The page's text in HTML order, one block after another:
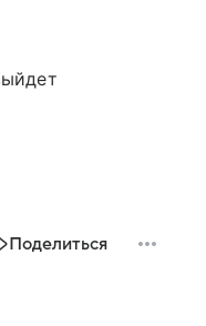
Поделиться